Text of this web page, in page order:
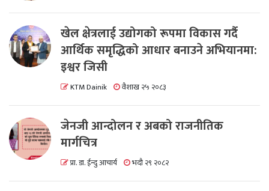
खेल क्षेत्रलाई उद्योगको रूपमा विकास गर्दै
आर्थिक समृद्धिको आधार बनाउने अभियानमा:
इश्वर जिसी
KTM Dainik वैशाख २५ २०८३
जेनजी आन्दोलन र अबको राजनीतिक
मार्गचित्र
प्रा. डा. ईन्दु आचार्य भदौ २९ २०८२